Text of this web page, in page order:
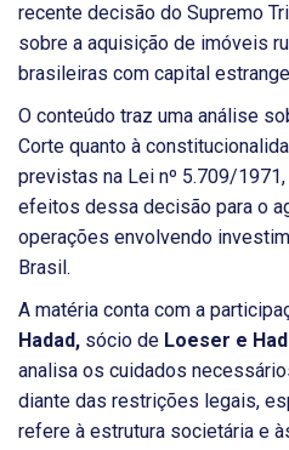
recente decisão do Supremo
sobre a aquisição de imóveis
brasileiras com capital
O conteúdo traz uma análise
Corte quanto à
previstas na Lei nº 5.709/
efeitos dessa decisão para o
operações envolvendo
Brasil.
A matéria conta com a
Hadad, sócio de Loeser e
analisa os cuidados
diante das restrições legais,
refere à estrutura societária e